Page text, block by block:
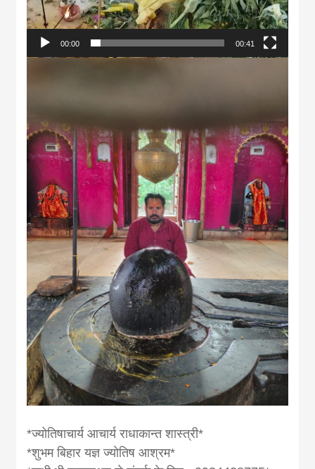
00:00 00:41
*ज्योतिषाचार्य आचार्य राधाकान्त शास्त्री*
*शुभम बिहार यज्ञ ज्योतिष आश्रम*